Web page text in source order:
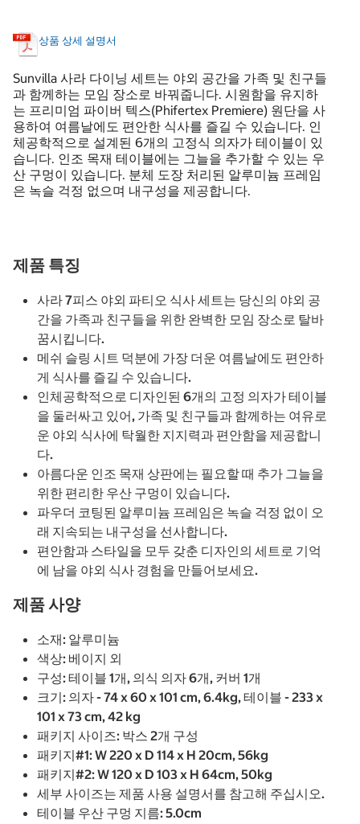
상품 상세 설명서
Sunvilla 사라 다이닝 세트는 야외 공간을 가족 및 친구들
과 함께하는 모임 장소로 바꿔줍니다. 시원함을 유지하
는 프리미엄 파이버 텍스(Phifertex Premiere) 원단을 사
용하여 여름날에도 편안한 식사를 즐길 수 있습니다. 인
체공학적으로 설계된 6개의 고정식 의자가 테이블이 있
습니다. 인조 목재 테이블에는 그늘을 추가할 수 있는 우
산 구멍이 있습니다. 분체 도장 처리된 알루미늄 프레임
은 녹슬 걱정 없으며 내구성을 제공합니다.
제품 특징
사라 7피스 야외 파티오 식사 세트는 당신의 야외 공
간을 가족과 친구들을 위한 완벽한 모임 장소로 탈바
꿈시킵니다.
메쉬 슬링 시트 덕분에 가장 더운 여름날에도 편안하
게 식사를 즐길 수 있습니다.
인체공학적으로 디자인된 6개의 고정 의자가 테이블
을 둘러싸고 있어, 가족 및 친구들과 함께하는 여유로
운 야외 식사에 탁월한 지지력과 편안함을 제공합니
다.
아름다운 인조 목재 상판에는 필요할 때 추가 그늘을
위한 편리한 우산 구멍이 있습니다.
파우더 코팅된 알루미늄 프레임은 녹슬 걱정 없이 오
래 지속되는 내구성을 선사합니다.
편안함과 스타일을 모두 갖춘 디자인의 세트로 기억
에 남을 야외 식사 경험을 만들어보세요.
제품 사양
소재: 알루미늄
색상: 베이지 외
구성: 테이블 1개, 의식 의자 6개, 커버 1개
크기: 의자 - 74 x 60 x 101 cm, 6.4kg, 테이블 - 233 x
101 x 73 cm, 42 kg
패키지 사이즈: 박스 2개 구성
패키지#1: W 220 x D 114 x H 20cm, 56kg
패키지#2: W 120 x D 103 x H 64cm, 50kg
세부 사이즈는 제품 사용 설명서를 참고해 주십시오.
테이블 우산 구멍 지름: 5.0cm